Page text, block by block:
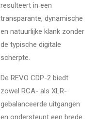
resulteert in een
transparante, dynamische
en natuurlijke klank zonder
de typische digitale
scherpte.
De REVO CDP-2 biedt
zowel RCA- als XLR-
gebalanceerde uitgangen
en ondersteunt een brede